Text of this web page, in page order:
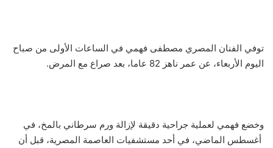
توفي الفنان المصري مصطفى فهمي في الساعات الأولى من صباح
اليوم الأربعاء، عن عمر ناهز 82 عاما، بعد صراع مع المرض.
وخضع فهمي لعملية جراحية دقيقة لإزالة ورم سرطاني بالمخ، في
أغسطس الماضي، في أحد مستشفيات العاصمة المصرية، قبل أن